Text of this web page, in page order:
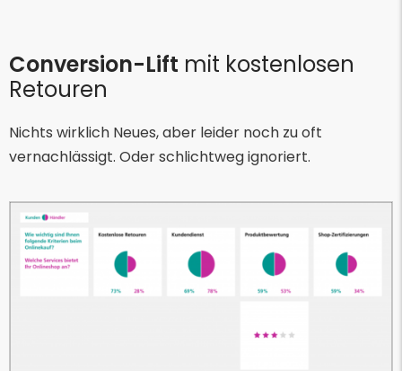
Conversion-Lift mit kostenlosen
Retouren
Nichts wirklich Neues, aber leider noch zu oft
vernachlässigt. Oder schlichtweg ignoriert.